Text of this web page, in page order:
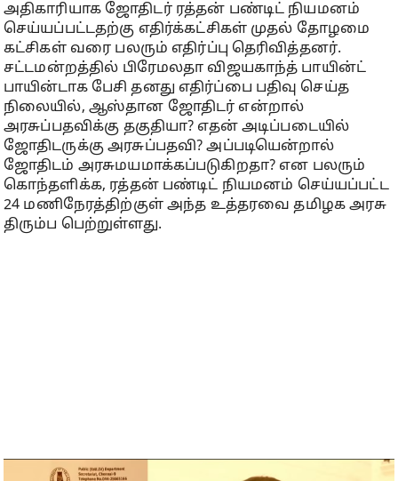
அதிகாரியாக ஜோதிடர் ரத்தன் பண்டிட் நியமனம்
செய்யப்பட்டதற்கு எதிர்க்கட்சிகள் முதல் தோழமை
கட்சிகள் வரை பலரும் எதிர்ப்பு தெரிவித்தனர்.
சட்டமன்றத்தில் பிரேமலதா விஜயகாந்த் பாயின்ட்
பாயின்டாக பேசி தனது எதிர்ப்பை பதிவு செய்த
நிலையில், ஆஸ்தான ஜோதிடர் என்றால்
அரசுப்பதவிக்கு தகுதியா? எதன் அடிப்படையில்
ஜோதிடருக்கு அரசுப்பதவி? அப்படியென்றால்
ஜோதிடம் அரசுமயமாக்கப்படுகிறதா? என பலரும்
கொந்தளிக்க, ரத்தன் பண்டிட் நியமனம் செய்யப்பட்ட
24 மணிநேரத்திற்குள் அந்த உத்தரவை தமிழக அரசு
திரும்ப பெற்றுள்ளது.